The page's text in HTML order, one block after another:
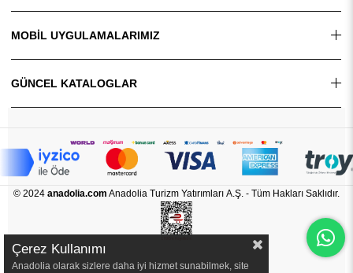
MOBİL UYGULAMALARIMIZ
GÜNCEL KATALOGLAR
© 2024 anadolia.com Anadolia Turizm Yatırımları A.Ş. - Tüm Hakları Saklıdır.
Çerez Kullanımı
Anadolia olarak sizlere daha iyi hizmet sunabilmek, site